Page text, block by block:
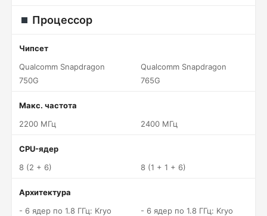
Процессор
Чипсет
Qualcomm Snapdragon
750G
Qualcomm Snapdragon
765G
Макс. частота
2200 МГц
2400 МГц
CPU-ядер
8 (2 + 6)
8 (1 + 1 + 6)
Архитектура
- 6 ядер по 1.8 ГГц: Kryo
- 6 ядер по 1.8 ГГц: Kryo